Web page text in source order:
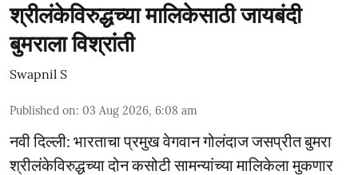
श्रीलंकेविरुद्धच्या मालिकेसाठी जायबंदी
बुमराला विश्रांती
Swapnil S
Published on: 03 Aug 2026, 6:08 am
नवी दिल्ली: भारताचा प्रमुख वेगवान गोलंदाज जसप्रीत बुमरा
श्रीलंकेविरुद्धच्या दोन कसोटी सामन्यांच्या मालिकेला मुकणार